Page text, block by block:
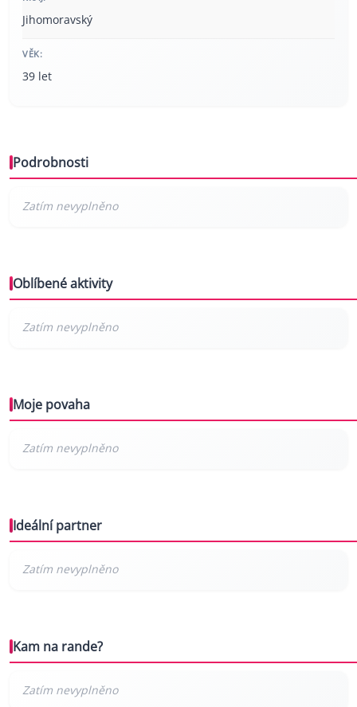
Jihomoravský
VĚK:
39 let
Podrobnosti
Oblíbené aktivity
Moje povaha
Ideální partner
Kam na rande?